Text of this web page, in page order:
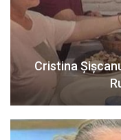
Cristina